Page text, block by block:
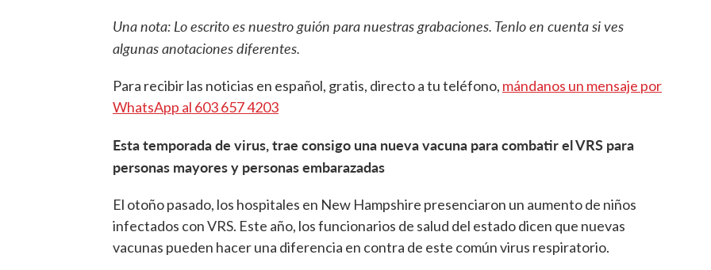
Una nota: Lo escrito es nuestro guión para nuestras grabaciones. Tenlo en cuenta si ves
algunas anotaciones diferentes.
Para recibir las noticias en español, gratis, directo a tu teléfono, mándanos un mensaje por
WhatsApp al 603 657 4203
Esta temporada de virus, trae consigo una nueva vacuna para combatir el VRS para
personas mayores y personas embarazadas
El otoño pasado, los hospitales en New Hampshire presenciaron un aumento de niños
infectados con VRS. Este año, los funcionarios de salud del estado dicen que nuevas
vacunas pueden hacer una diferencia en contra de este común virus respiratorio.